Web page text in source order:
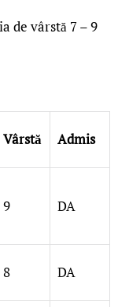
de vârstă 7 – 9
Vârstă Admis
9 DA
8 DA